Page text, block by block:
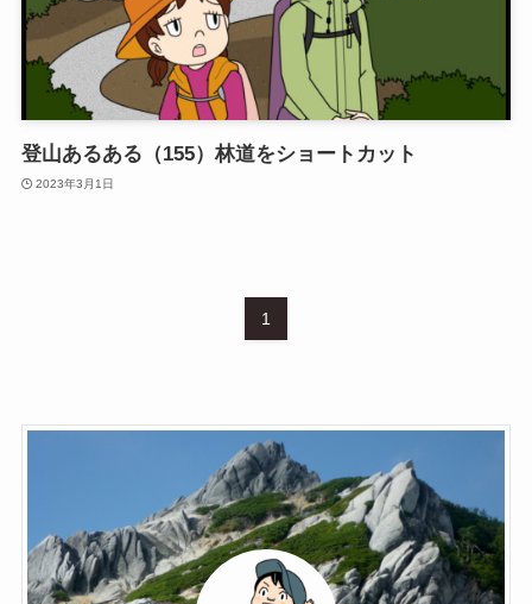
登山あるある（155）林道をショートカット
2023年3月1日
1